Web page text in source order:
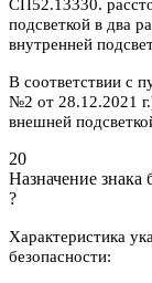
СП52.13330.
подсветкой в два
внутренней
В соответствии с
№2 от 28.12.2021
внешней
20
Назначение знака
?
Характеристика
безопасности: